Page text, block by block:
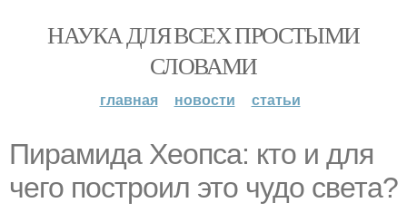
НАУКА ДЛЯ ВСЕХ ПРОСТЫМИ
СЛОВАМИ
главная новости статьи
Пирамида Хеопса: кто и для
чего построил это чудо света?